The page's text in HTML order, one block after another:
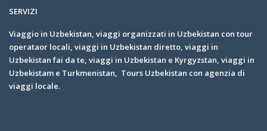
SERVIZI
Viaggio in Uzbekistan, viaggi organizzati in Uzbekistan con tour
operataor locali, viaggi in Uzbekistan diretto, viaggi in
Uzbekistan fai da te, viaggi in Uzbekistan e Kyrgyzstan, viaggi in
Uzbekistam e Turkmenistan, Tours Uzbekistan con agenzia di
viaggi locale.